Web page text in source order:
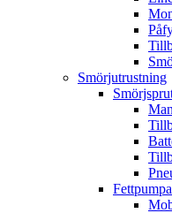
Smörjutrustning